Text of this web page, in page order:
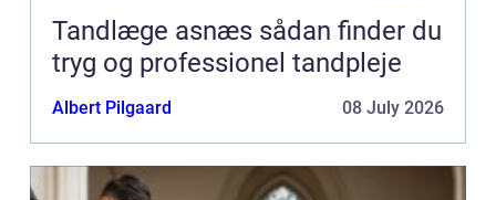
Tandlæge asnæs sådan finder du
tryg og professionel tandpleje
Albert Pilgaard 08 July 2026